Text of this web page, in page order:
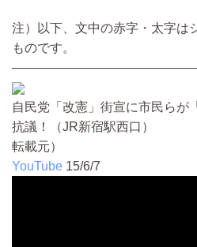
注）以下、文中の赤字・太字は
ものです。
自民党「改憲」街宣に市民らが
抗議！（JR新宿駅西口）
転載元）
YouTube 15/6/7